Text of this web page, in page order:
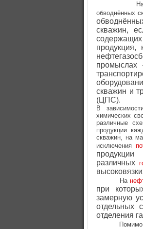
обводнённых
скважин,
скважин и
(ЦПС).
В
химических
различные
продукции
скважин, на
исключения
различных
На
при
замерную
отдельных
отделения
Помимо